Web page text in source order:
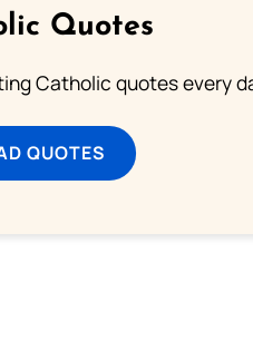
Quotes
Catholic quotes every
QUOTES